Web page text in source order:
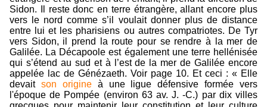
Sidon. Il reste donc en terre étrangère, allant encore plus
vers le nord comme s’il voulait donner plus de distance
entre lui et les pharisiens ou autres compatriotes. De Tyr
vers Sidon, il prend la route pour se rendre à la mer de
Galilée. La Décapoole est également une terre hellénisée
qui s’étend au sud et à l’est de la mer de Galilée encore
appelée lac de Génézaeth. Voir page 10. Et ceci : « Elle
devaitson origineà une ligue défensive formée vers
l'époque de Pompée (environ 63 av. J. -C.) par dix villes